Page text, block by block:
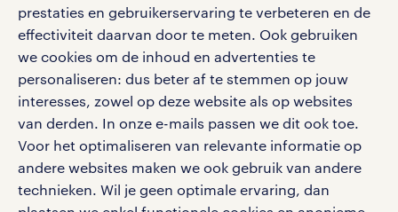
prestaties en gebruikerservaring te verbeteren en de
effectiviteit daarvan door te meten. Ook gebruiken
we cookies om de inhoud en advertenties te
personaliseren: dus beter af te stemmen op jouw
interesses, zowel op deze website als op websites
van derden. In onze e-mails passen we dit ook toe.
Voor het optimaliseren van relevante informatie op
andere websites maken we ook gebruik van andere
technieken. Wil je geen optimale ervaring, dan
plaatsen in de buurt. Of bekijk al onze
doktersassistent vacaturesin heel
Nederland.
zorg vacatures in Haarlem
zorg vacatures in Amsterdam
zorg vacatures in Zaandam
social media
Volg ons voor de leukste content omtrent
vacatures, solliciteren en inspiratie.
werken bij randstad
gebruikersvoorwaarden